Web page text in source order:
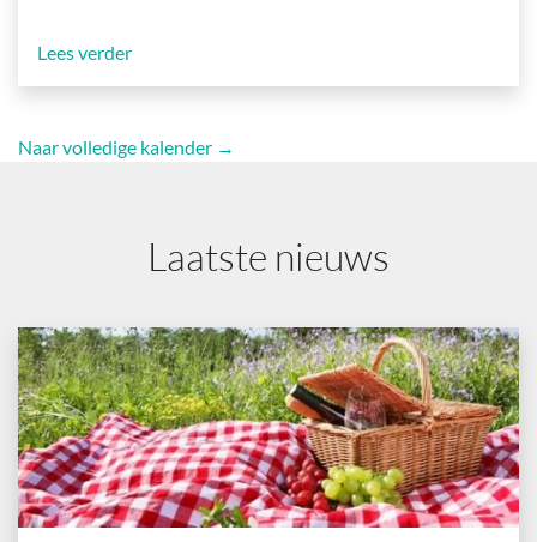
Lees verder
Naar volledige kalender →
Laatste nieuws